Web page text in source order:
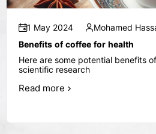
1 May 2024
Mohamed
Benefits of coffee for health
Here are some potential benefits
scientific research
Read more